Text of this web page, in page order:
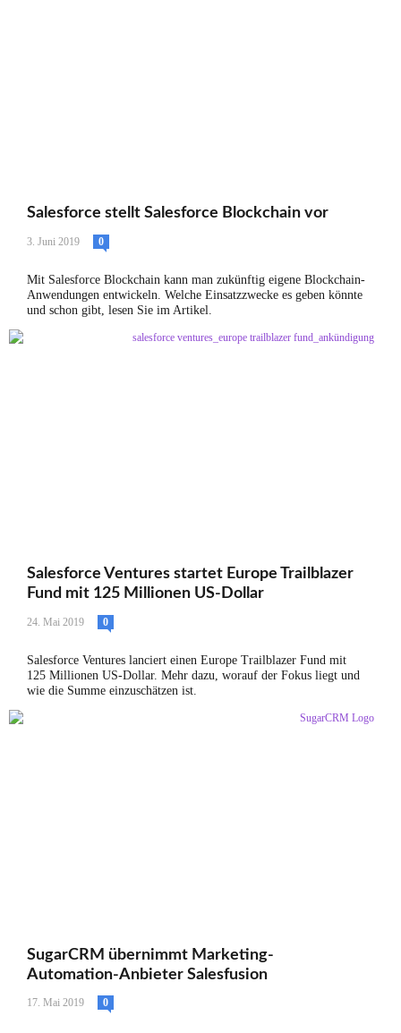
Salesforce stellt Salesforce Blockchain vor
3. Juni 2019 0
Mit Salesforce Blockchain kann man zukünftig eigene Blockchain-
Anwendungen entwickeln. Welche Einsatzzwecke es geben könnte
und schon gibt, lesen Sie im Artikel.
Salesforce Ventures startet Europe Trailblazer
Fund mit 125 Millionen US-Dollar
24. Mai 2019 0
Salesforce Ventures lanciert einen Europe Trailblazer Fund mit
125 Millionen US-Dollar. Mehr dazu, worauf der Fokus liegt und
wie die Summe einzuschätzen ist.
SugarCRM übernimmt Marketing-
Automation-Anbieter Salesfusion
17. Mai 2019 0